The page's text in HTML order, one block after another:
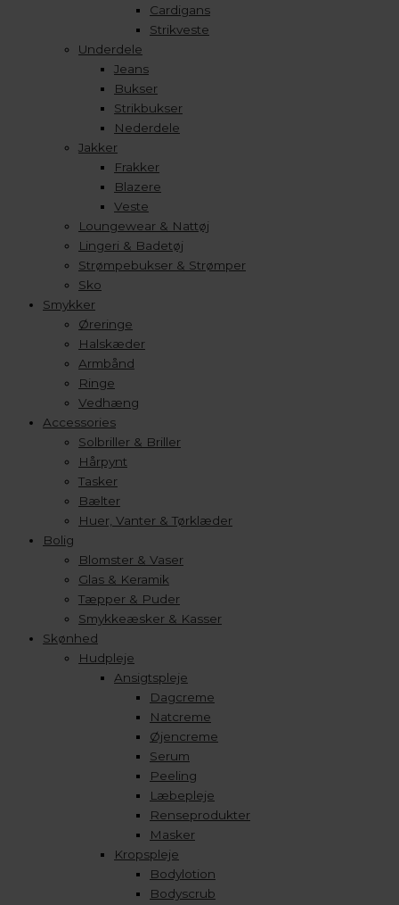
Cardigans
Strikveste
Underdele
Jeans
Bukser
Strikbukser
Nederdele
Jakker
Frakker
Blazere
Veste
Loungewear & Nattøj
Lingeri & Badetøj
Strømpebukser & Strømper
Sko
Smykker
Øreringe
Halskæder
Armbånd
Ringe
Vedhæng
Accessories
Solbriller & Briller
Hårpynt
Tasker
Bælter
Huer, Vanter & Tørklæder
Bolig
Blomster & Vaser
Glas & Keramik
Tæpper & Puder
Smykkeæsker & Kasser
Skønhed
Hudpleje
Ansigtspleje
Dagcreme
Natcreme
Øjencreme
Serum
Peeling
Læbepleje
Renseprodukter
Masker
Kropspleje
Bodylotion
Bodyscrub